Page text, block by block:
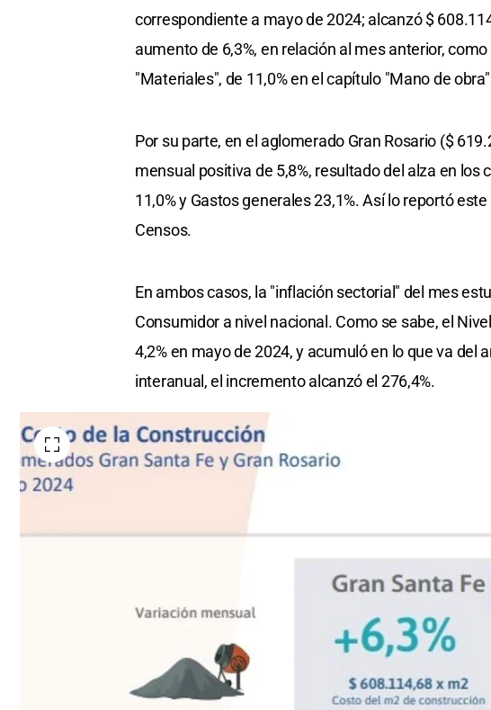
correspondiente a mayo de 2024; alcanzó $
aumento de 6,3%, en relación al mes anterior,
"Materiales", de 11,0% en el capítulo "Mano de
Por su parte, en el aglomerado Gran Rosario ($
mensual positiva de 5,8%, resultado del alza en los
11,0% y Gastos generales 23,1%. Así lo reportó
Censos.
En ambos casos, la "inflación sectorial" del mes
Consumidor a nivel nacional. Como se sabe, el
4,2% en mayo de 2024, y acumuló en lo que va del
interanual, el incremento alcanzó el 276,4%.